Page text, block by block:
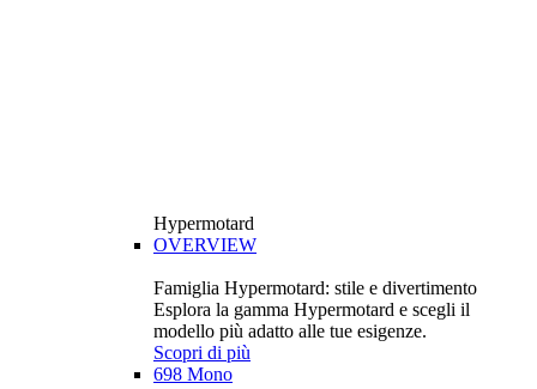
Hypermotard
OVERVIEW
Famiglia Hypermotard: stile e divertimento
Esplora la gamma Hypermotard e scegli il
modello più adatto alle tue esigenze.
Scopri di più
698 Mono